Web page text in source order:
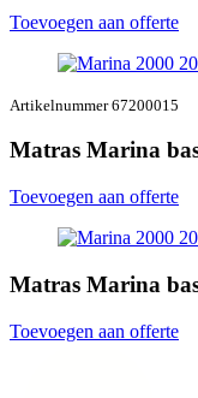
Toevoegen aan offerte
Artikelnummer 67200015
Matras Marina
Toevoegen aan offerte
Matras Marina
Toevoegen aan offerte